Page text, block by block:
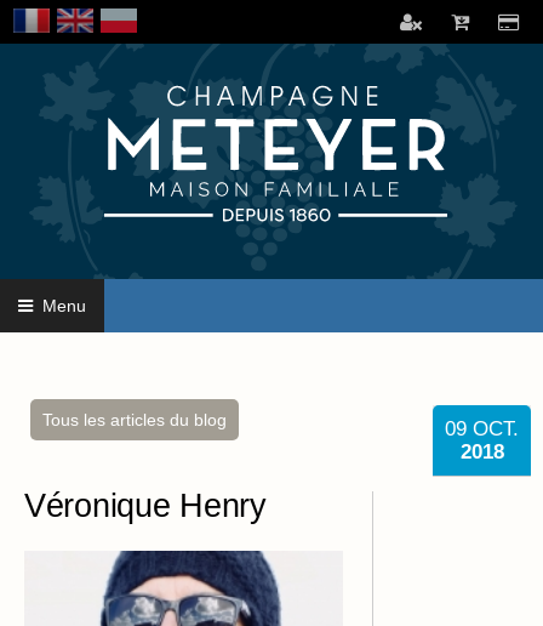
Menu
Tous les articles du blog 09 OCT.
2018
Véronique Henry